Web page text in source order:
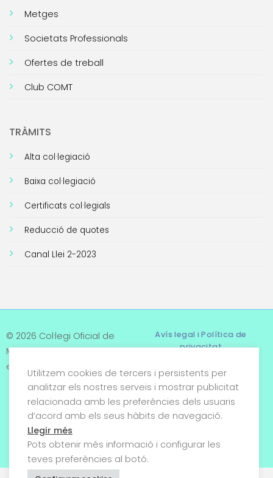
Metges
Societats Professionals
Ofertes de treball
Club COMT
TRÀMITS
Alta col·legiació
Baixa col·legiació
Certificats col·legials
Reducció de quotes
Canal Llei 2-2023
© 2026 Col·legi Oficial de
Metges de Tarragona. Tots
els drets reservats
Avís legal i Política de
privacitat
Termes i condicions
Política de cookies
Utilitzem cookies de tercers i persistents per
analitzar els nostres serveis i mostrar publicitat
relacionada amb les preferències dels usuaris
d’acord amb els seus hàbits de navegació.
Llegir més
Pots obtenir més informació i configurar les
teves preferències al botó.